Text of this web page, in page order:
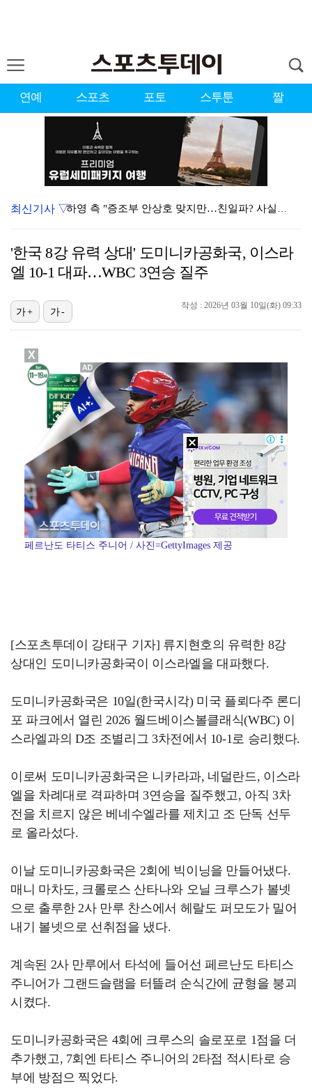
연예 스포츠 포토 스투툰 짤
하영 측 "증조부 안상호 맞지만…친일파? 사실무근" […
"블랙핑크 데뷔 10주년 행사로 국중박 입장 통제"…문…
'친일 의혹' 하영 증조부 안상호, 고종 독살 의혹까지…
"주말부부 힘든데…변호사 남편, 덕질이 우선순위" 오초…
권영찬, 김수현 관련 허위사실 유포 혐의로 검찰行
기록적인 폭염에 멈췄던 KBO, 11일부터 순위 경쟁 …
고영욱, 도 넘은 저격 논란…이번엔 박하선에 "감당 안…
최신기사 ▽
'한국 8강 유력 상대' 도미니카공화국, 이스라
엘 10-1 대파…WBC 3연승 질주
작성 : 2026년 03월 10일(화) 09:33
가+ 가-
페르난도 타티스 주니어 / 사진=GettyImages 제공
[스포츠투데이 강태구 기자] 류지현호의 유력한 8강
상대인 도미니카공화국이 이스라엘을 대파했다.
도미니카공화국은 10일(한국시각) 미국 플뢰다주 론디
포 파크에서 열린 2026 월드베이스볼클래식(WBC) 이
스라엘과의 D조 조별리그 3차전에서 10-1로 승리했다.
이로써 도미니카공화국은 니카라과, 네덜란드, 이스라
엘을 차례대로 격파하며 3연승을 질주했고, 아직 3차
전을 치르지 않은 베네수엘라를 제치고 조 단독 선두
로 올라섰다.
이날 도미니카공화국은 2회에 빅이닝을 만들어냈다.
매니 마차도, 크롤로스 산타나와 오닐 크루스가 볼넷
으로 출루한 2사 만루 찬스에서 헤랄도 퍼모도가 밀어
내기 볼넷으로 선취점을 냈다.
계속된 2사 만루에서 타석에 들어선 페르난도 타티스
주니어가 그랜드슬램을 터뜰려 순식간에 균형을 붕괴
시켰다.
도미니카공화국은 4회에 크루스의 솔로포로 1점을 더
추가했고, 7회엔 타티스 주니어의 2타점 적시타로 승
부에 방점으 찍었다.
X